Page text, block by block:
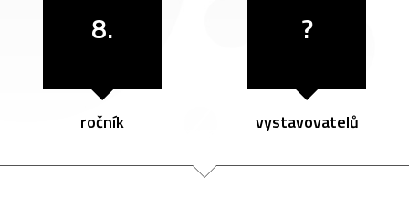
8.
ročník
?
vystavovatelů